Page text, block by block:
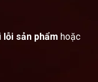
lỗi sản phẩm hoặc